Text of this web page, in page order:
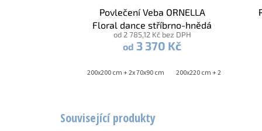
Související produkty
Povlečení Veba ORNELLA
Floral dance stříbrno-hnědá
od 2 785,12 Kč bez DPH
od 3 370 Kč
200x200 cm + 2x 70x90 cm 200x220 cm + 2x 70x90 cm